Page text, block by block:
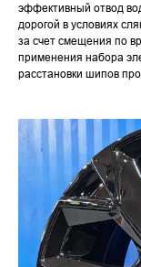
эффективный отвод
дорогой в условиях
за счет смещения по
применения набора
расстановки шипов